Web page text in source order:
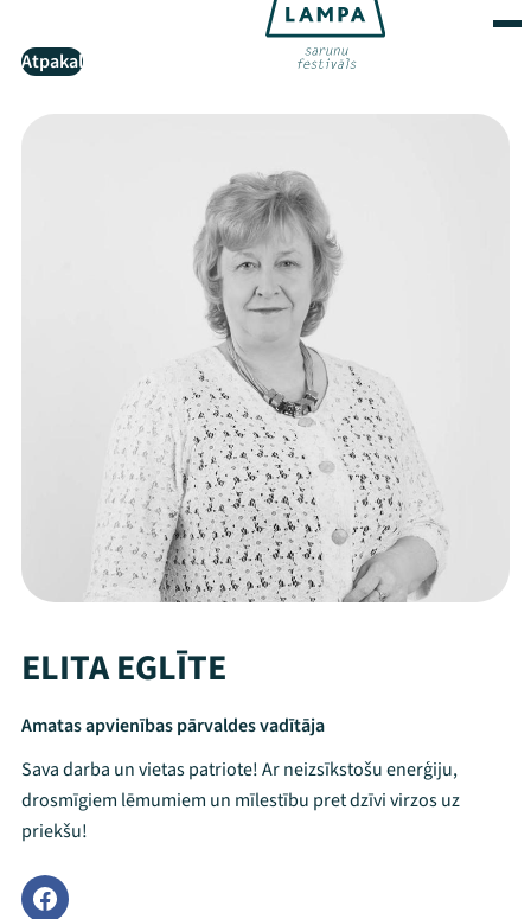
Atpakaļ
ELITA EGLĪTE
Amatas apvienības pārvaldes vadītāja
Sava darba un vietas patriote! Ar neizsīkstošu enerģiju,
drosmīgiem lēmumiem un mīlestību pret dzīvi virzos uz
priekšu!